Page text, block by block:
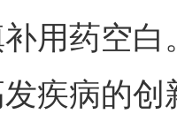
用药空
疾病的